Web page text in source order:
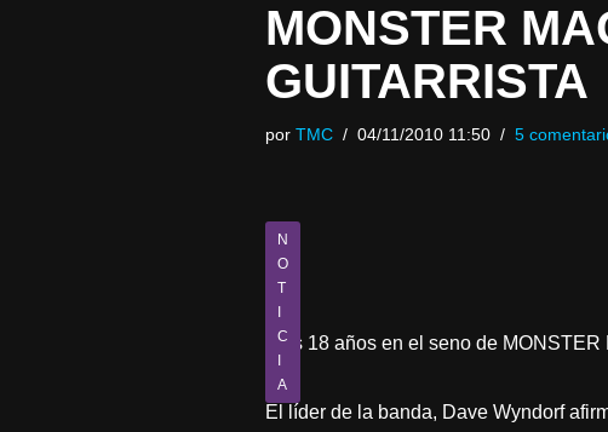
MONSTER
GUITARRISTA
por TMC 04/11/2010 11:50 5
N
O
T
C
A
Tras 18 años en el seno de
El líder de la banda, Dave Wyndorf